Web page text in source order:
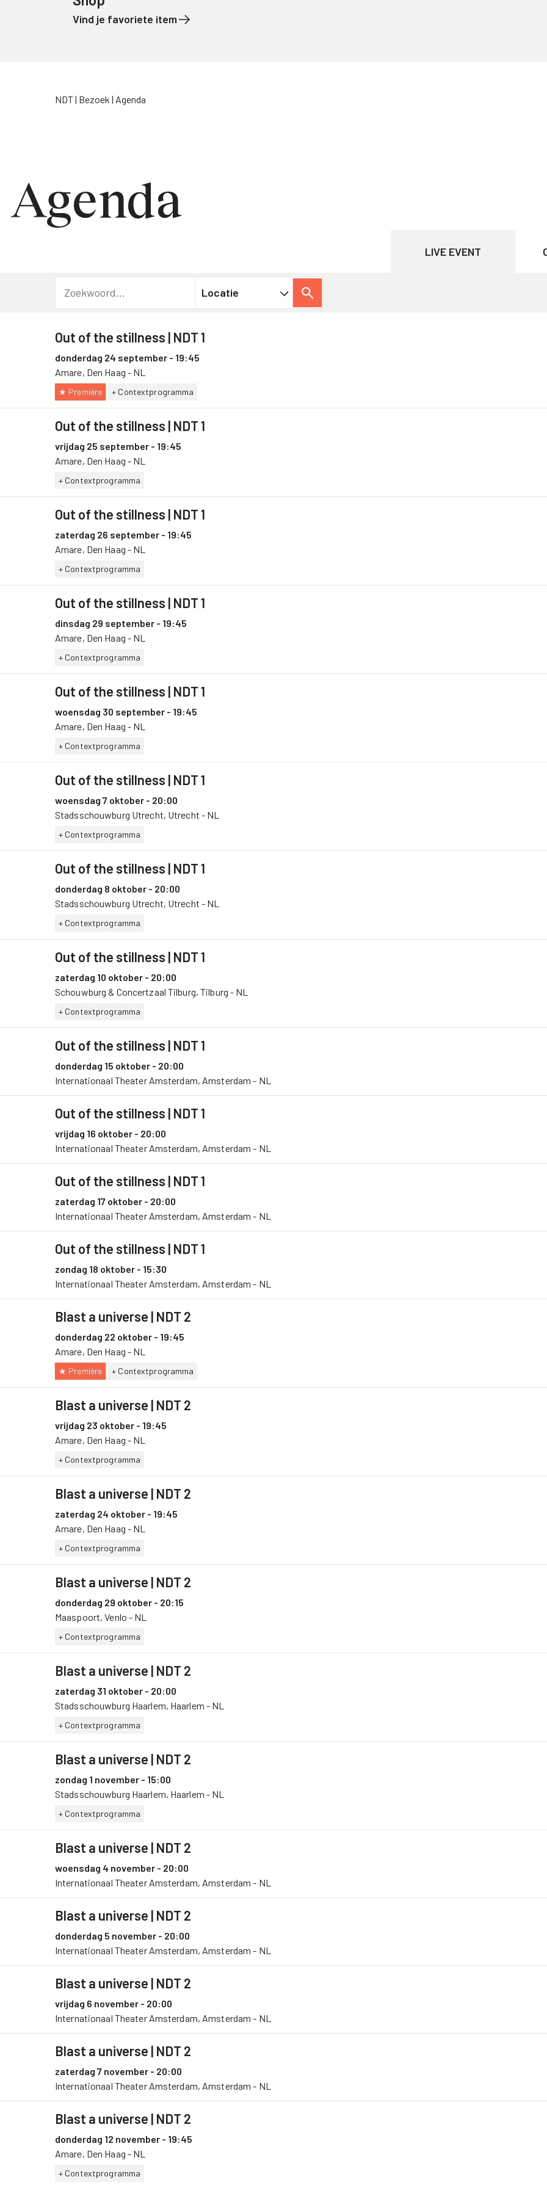
Vind je favoriete item
NDT Bezoek Agenda
Agenda
LIVE EVENT
Locatie
Out of the stillness | NDT 1
donderdag 24 september - 19:45
Amare, Den Haag - NL
★ Première + Contextprogramma
Out of the stillness | NDT 1
vrijdag 25 september - 19:45
Amare, Den Haag - NL
+ Contextprogramma
Out of the stillness | NDT 1
zaterdag 26 september - 19:45
Amare, Den Haag - NL
+ Contextprogramma
Out of the stillness | NDT 1
dinsdag 29 september - 19:45
Amare, Den Haag - NL
+ Contextprogramma
Out of the stillness | NDT 1
woensdag 30 september - 19:45
Amare, Den Haag - NL
+ Contextprogramma
Out of the stillness | NDT 1
woensdag 7 oktober - 20:00
Stadsschouwburg Utrecht, Utrecht - NL
+ Contextprogramma
Out of the stillness | NDT 1
donderdag 8 oktober - 20:00
Stadsschouwburg Utrecht, Utrecht - NL
+ Contextprogramma
Out of the stillness | NDT 1
zaterdag 10 oktober - 20:00
Schouwburg & Concertzaal Tilburg, Tilburg - NL
+ Contextprogramma
Out of the stillness | NDT 1
donderdag 15 oktober - 20:00
Internationaal Theater Amsterdam, Amsterdam - NL
Out of the stillness | NDT 1
vrijdag 16 oktober - 20:00
Internationaal Theater Amsterdam, Amsterdam - NL
Out of the stillness | NDT 1
zaterdag 17 oktober - 20:00
Internationaal Theater Amsterdam, Amsterdam - NL
Out of the stillness | NDT 1
zondag 18 oktober - 15:30
Internationaal Theater Amsterdam, Amsterdam - NL
Blast a universe | NDT 2
donderdag 22 oktober - 19:45
Amare, Den Haag - NL
★ Première + Contextprogramma
Blast a universe | NDT 2
vrijdag 23 oktober - 19:45
Amare, Den Haag - NL
+ Contextprogramma
Blast a universe | NDT 2
zaterdag 24 oktober - 19:45
Amare, Den Haag - NL
+ Contextprogramma
Blast a universe | NDT 2
donderdag 29 oktober - 20:15
Maaspoort, Venlo - NL
+ Contextprogramma
Blast a universe | NDT 2
zaterdag 31 oktober - 20:00
Stadsschouwburg Haarlem, Haarlem - NL
+ Contextprogramma
Blast a universe | NDT 2
zondag 1 november - 15:00
Stadsschouwburg Haarlem, Haarlem - NL
+ Contextprogramma
Blast a universe | NDT 2
woensdag 4 november - 20:00
Internationaal Theater Amsterdam, Amsterdam - NL
Blast a universe | NDT 2
donderdag 5 november - 20:00
Internationaal Theater Amsterdam, Amsterdam - NL
Blast a universe | NDT 2
vrijdag 6 november - 20:00
Internationaal Theater Amsterdam, Amsterdam - NL
Blast a universe | NDT 2
zaterdag 7 november - 20:00
Internationaal Theater Amsterdam, Amsterdam - NL
Blast a universe | NDT 2
donderdag 12 november - 19:45
Amare, Den Haag - NL
+ Contextprogramma